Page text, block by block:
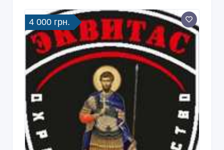
4 000 грн.